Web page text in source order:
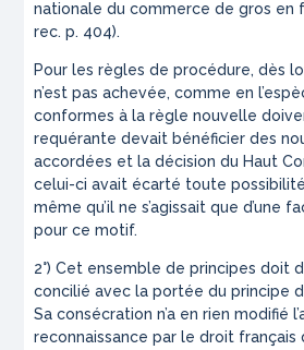
nationale du commerce de gros en
rec. p. 404).
Pour les règles de procédure, dès
n’est pas achevée, comme en
conformes à la règle nouvelle
requérante devait bénéficier des
accordées et la décision du Haut
celui-ci avait écarté toute
même qu’il ne s’agissait que d’une
pour ce motif.
2°) Cet ensemble de principes doit
concilié avec la portée du principe
Sa consécration n’a en rien modifié
reconnaissance par le droit français